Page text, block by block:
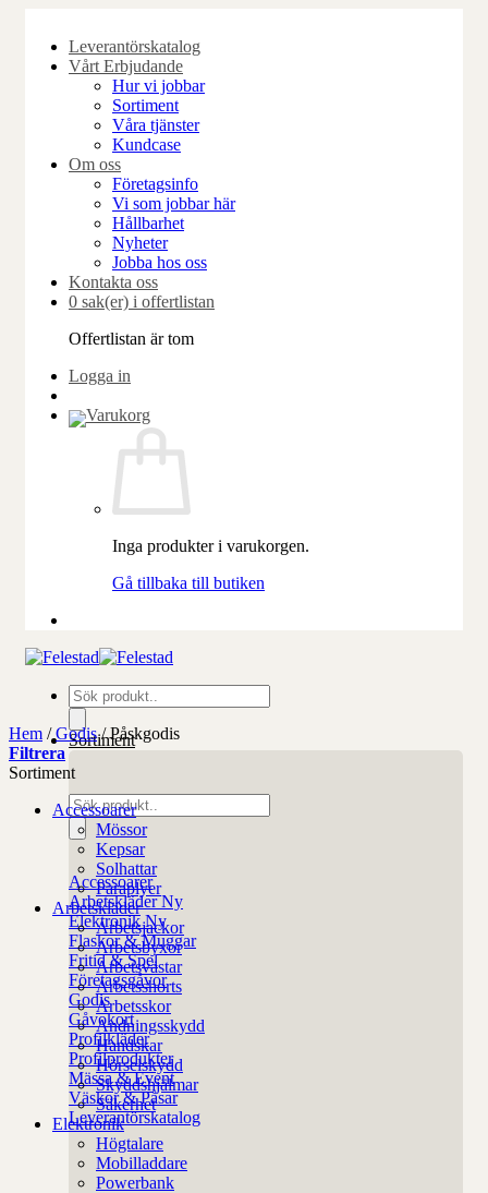
content
Leverantörskatalog
Vårt Erbjudande
Hur vi jobbar
Sortiment
Våra tjänster
Kundcase
Om oss
Företagsinfo
Vi som jobbar här
Hållbarhet
Nyheter
Jobba hos oss
Kontakta oss
0 sak(er) i offertlistan
Offertlistan är tom
Logga in
Inga produkter i varukorgen.
Gå tillbaka till butiken
Produktsökning
Sortiment
Produktsökning
Accessoarer
Arbetskläder
Elektronik
Flaskor & Muggar
Fritid & Spel
Företagsgåvor
Godis
Gåvokort
Profilkläder
Profilprodukter
Mässa & Event
Väskor & Påsar
Leverantörskatalog
Hem / Godis /Påskgodis
Filtrera
Sortiment
Accessoarer
Mössor
Kepsar
Solhattar
Paraplyer
Arbetskläder
Arbetsjackor
Arbetsbyxor
Arbetsvästar
Arbetsshorts
Arbetsskor
Andningsskydd
Handskar
Hörselskydd
Skyddshjälmar
Säkerhet
Elektronik
Högtalare
Mobilladdare
Powerbank